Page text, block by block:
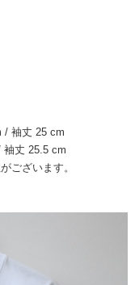
袖丈 25 cm
丈 25.5 cm
ございます。